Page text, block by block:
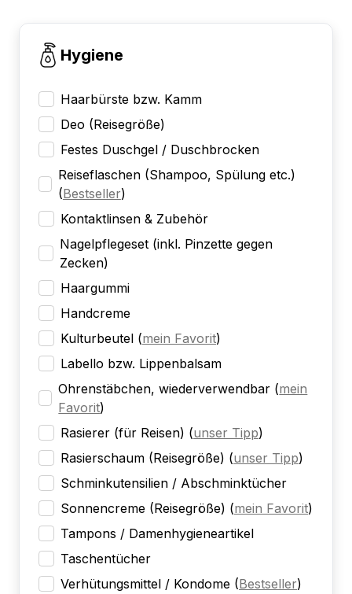
Hygiene
Haarbürste bzw. Kamm
Deo (Reisegröße)
Festes Duschgel / Duschbrocken
Reiseflaschen (Shampoo, Spülung etc.)
(Bestseller)
Kontaktlinsen & Zubehör
Nagelpflegeset (inkl. Pinzette gegen
Zecken)
Haargummi
Handcreme
Kulturbeutel (mein Favorit)
Labello bzw. Lippenbalsam
Ohrenstäbchen, wiederverwendbar (mein
Favorit)
Rasierer (für Reisen) (unser Tipp)
Rasierschaum (Reisegröße) (unser Tipp)
Schminkutensilien / Abschminktücher
Sonnencreme (Reisegröße) (mein Favorit)
Tampons / Damenhygieneartikel
Taschentücher
Verhütungsmittel / Kondome (Bestseller)